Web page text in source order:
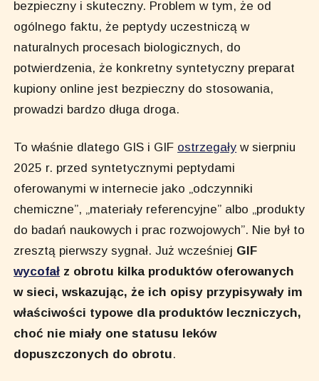
bezpieczny i skuteczny. Problem w tym, że od
ogólnego faktu, że peptydy uczestniczą w
naturalnych procesach biologicznych, do
potwierdzenia, że konkretny syntetyczny preparat
kupiony online jest bezpieczny do stosowania,
prowadzi bardzo długa droga.
To właśnie dlatego GIS i GIF ostrzegały w sierpniu
2025 r. przed syntetycznymi peptydami
oferowanymi w internecie jako „odczynniki
chemiczne”, „materiały referencyjne” albo „produkty
do badań naukowych i prac rozwojowych”. Nie był to
zresztą pierwszy sygnał. Już wcześniej GIF
wycofał z obrotu kilka produktów oferowanych
w sieci, wskazując, że ich opisy przypisywały im
właściwości typowe dla produktów leczniczych,
choć nie miały one statusu leków
dopuszczonych do obrotu.